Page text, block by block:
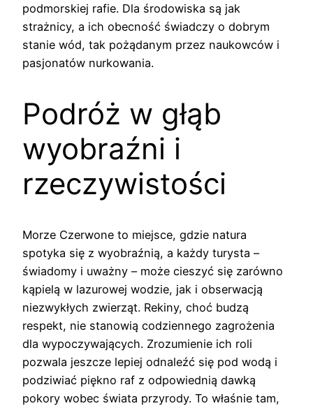
podmorskiej rafie. Dla środowiska są jak
strażnicy, a ich obecność świadczy o dobrym
stanie wód, tak pożądanym przez naukowców i
pasjonatów nurkowania.
Podróż w głąb
wyobraźni i
rzeczywistości
Morze Czerwone to miejsce, gdzie natura
spotyka się z wyobraźnią, a każdy turysta –
świadomy i uważny – może cieszyć się zarówno
kąpielą w lazurowej wodzie, jak i obserwacją
niezwykłych zwierząt. Rekiny, choć budzą
respekt, nie stanowią codziennego zagrożenia
dla wypoczywających. Zrozumienie ich roli
pozwala jeszcze lepiej odnaleźć się pod wodą i
podziwiać piękno raf z odpowiednią dawką
pokory wobec świata przyrody. To właśnie tam,